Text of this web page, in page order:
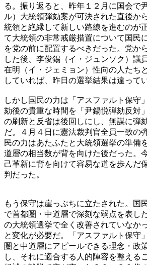
る。振り返ると、昨年１２月に国会で
ル）大統領弾劾案が可決された直後か
統領と絶縁して新しい路線を進むのが
て大統領の非常戒厳措置について国民
を党の前に配置するべきだった。党か
した後、李俊錫（イ・ジュンソク）議
在明（イ・ジェミョン）性向の人たち
していれば、昨日の選挙結果は違って
しかし国民の力は「アスファルト保守
劾後の貴重な時間を「尹錫悦弾劾反対
の刷新と反省は後回しにし、無謀に弾
だ。４月４日に憲法裁判官全員一致の
民の力はあたふたと大統領選挙の準備
道層の相当数が背を向けた後だった。
己革新に背を向けて容易な道を歩んだ
判だった。
もう保守は崖っぷちに立たされた。国
で首都圏・中道層で深刻な弱点を表し
の大統領選挙で全く改善されていなか
と変化が必要だ。「アスファルト保守
圏と中道層にアピールできる理念・政
し、それに適合する人的陣容を整える